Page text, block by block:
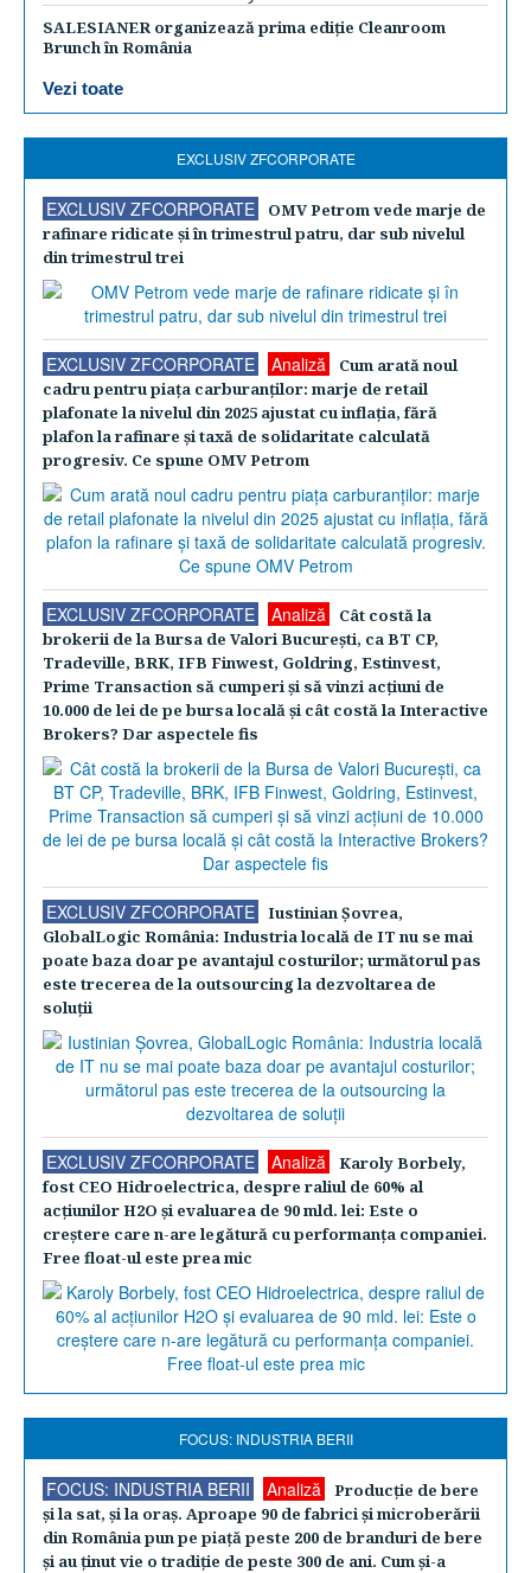
SALESIANER organizează prima ediție Cleanroom
Brunch în România
Vezi toate
EXCLUSIV ZFCORPORATE
EXCLUSIV ZFCORPORATE
OMV Petrom vede marje de
rafinare ridicate şi în trimestrul patru, dar sub nivelul
din trimestrul trei
EXCLUSIV ZFCORPORATE Analiză
Cum arată noul
cadru pentru piaţa carburanţilor: marje de retail
plafonate la nivelul din 2025 ajustat cu inflaţia, fără
plafon la rafinare şi taxă de solidaritate calculată
progresiv. Ce spune OMV Petrom
EXCLUSIV ZFCORPORATE Analiză
Cât costă la
brokerii de la Bursa de Valori Bucureşti, ca BT CP,
Tradeville, BRK, IFB Finwest, Goldring, Estinvest,
Prime Transaction să cumperi şi să vinzi acţiuni de
10.000 de lei de pe bursa locală şi cât costă la Interactive
Brokers? Dar aspectele fis
EXCLUSIV ZFCORPORATE
Iustinian Şovrea,
GlobalLogic România: Industria locală de IT nu se mai
poate baza doar pe avantajul costurilor; următorul pas
este trecerea de la outsourcing la dezvoltarea de
soluţii
EXCLUSIV ZFCORPORATE Analiză
Karoly Borbely,
fost CEO Hidroelectrica, despre raliul de 60% al
acţiunilor H2O şi evaluarea de 90 mld. lei: Este o
creştere care n-are legătură cu performanţa companiei.
Free float-ul este prea mic
FOCUS: INDUSTRIA BERII
FOCUS: INDUSTRIA BERII Analiză
Producţie de bere
şi la sat, şi la oraş. Aproape 90 de fabrici şi microberării
din România pun pe piaţă peste 200 de branduri de bere
şi au ţinut vie o tradiţie de peste 300 de ani. Cum şi-a